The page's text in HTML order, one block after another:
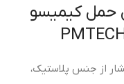
حمل کیمیسو
از جنس پلاستیک،